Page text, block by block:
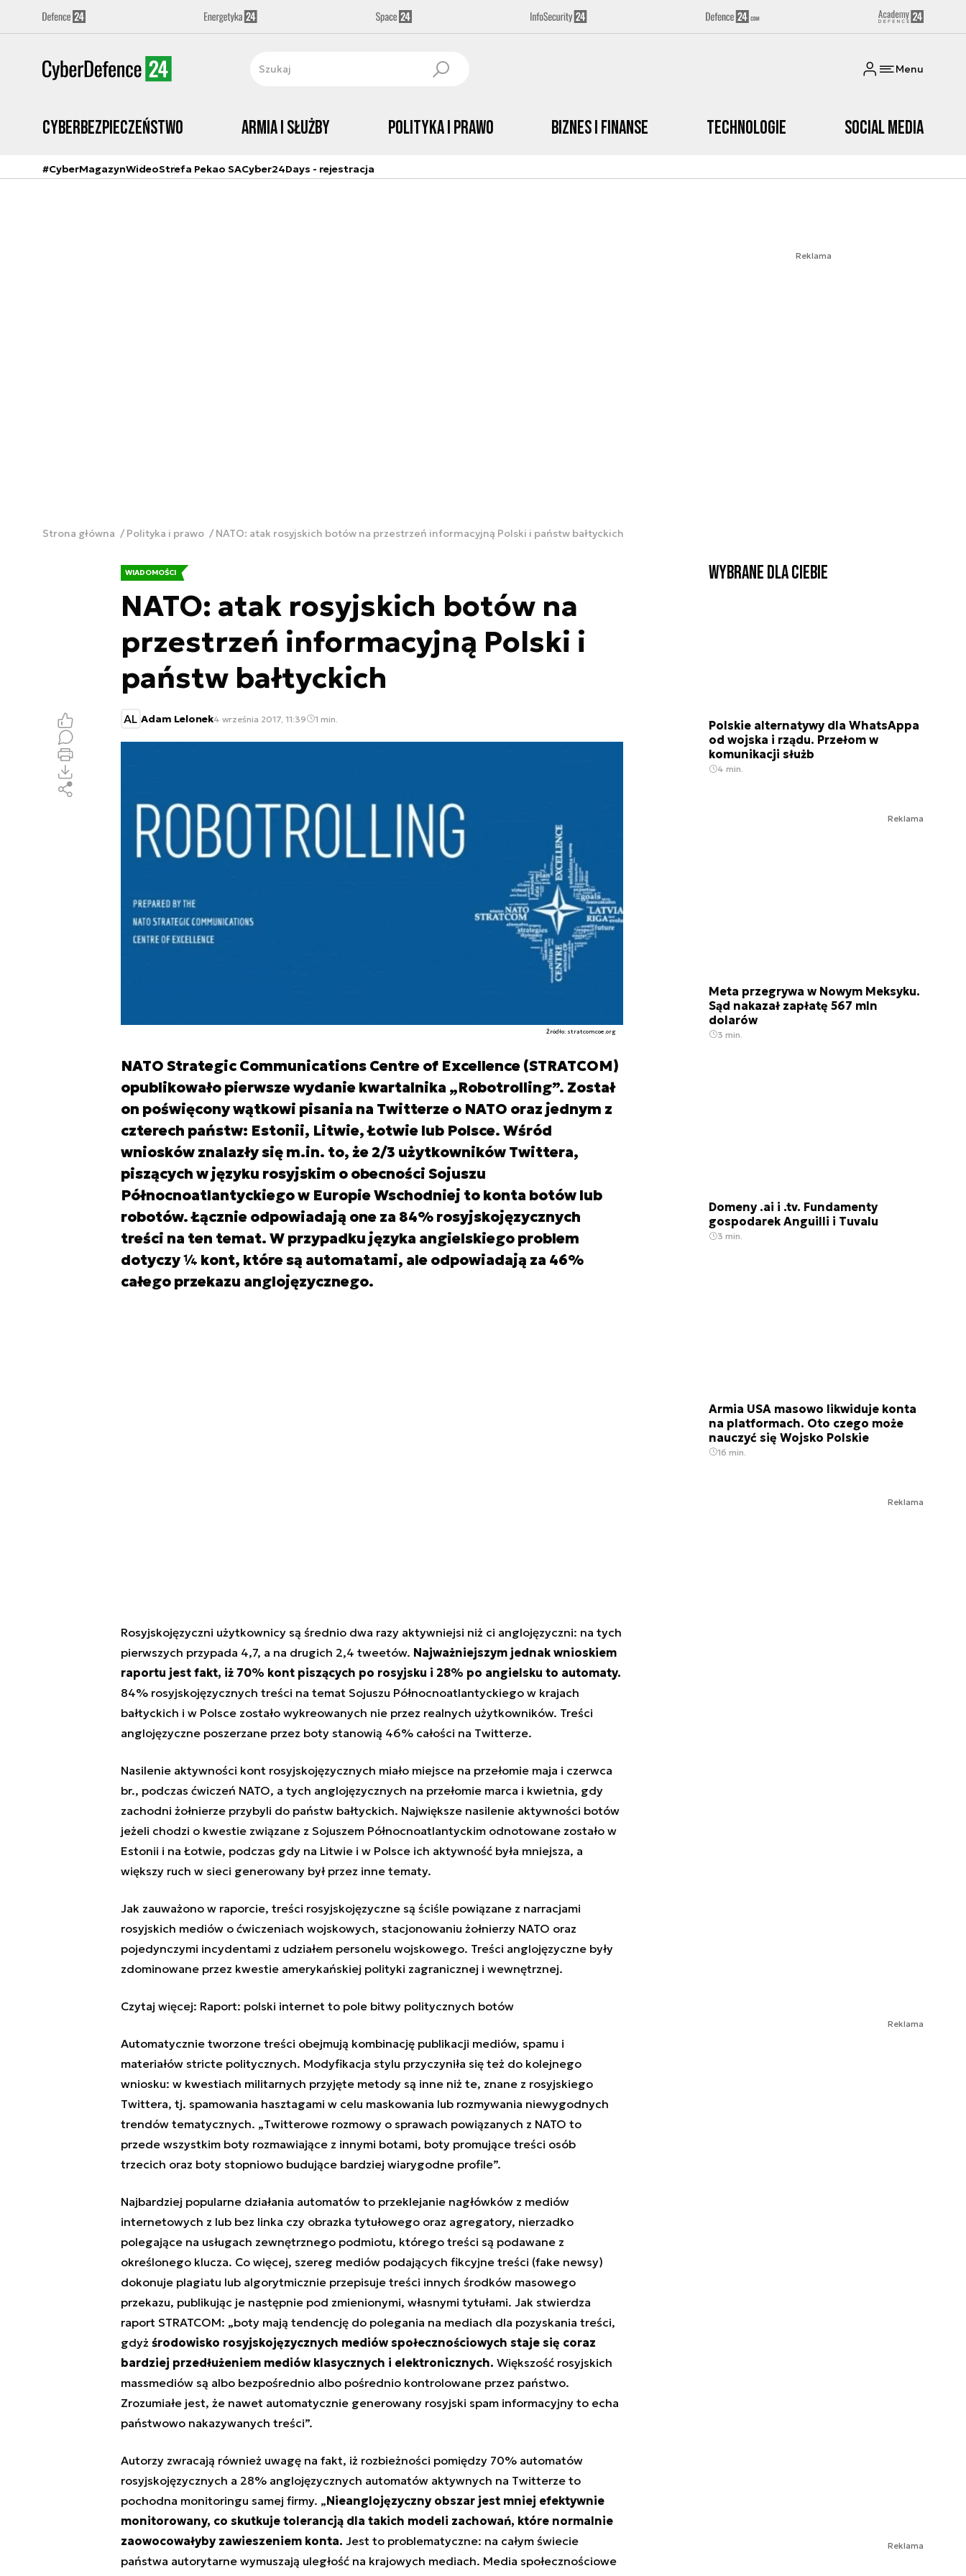
Menu
Cyberbezpieczeństwo Armia i Służby Polityka i prawo Biznes i Finanse Technologie Social media
#CyberMagazynWideoStrefa Pekao SACyber24Days - rejestracja
Reklama
Strona główna Polityka i prawo NATO: atak rosyjskich botów na przestrzeń informacyjną Polski i państw bałtyckich
WIADOMOŚCI
NATO: atak rosyjskich botów na
przestrzeń informacyjną Polski i
państw bałtyckich
AL Adam Lelonek4 września 2017, 11:39 1 min.
Źródło: stratcomcoe.org
NATO Strategic Communications Centre of Excellence (STRATCOM)
opublikowało pierwsze wydanie kwartalnika „Robotrolling”. Został
on poświęcony wątkowi pisania na Twitterze o NATO oraz jednym z
czterech państw: Estonii, Litwie, Łotwie lub Polsce. Wśród
wniosków znalazły się m.in. to, że 2/3 użytkowników Twittera,
piszących w języku rosyjskim o obecności Sojuszu
Północnoatlantyckiego w Europie Wschodniej to konta botów lub
robotów. Łącznie odpowiadają one za 84% rosyjskojęzycznych
treści na ten temat. W przypadku języka angielskiego problem
dotyczy ¼ kont, które są automatami, ale odpowiadają za 46%
całego przekazu anglojęzycznego.
Rosyjskojęzyczni użytkownicy są średnio dwa razy aktywniejsi niż ci anglojęzyczni: na tych
pierwszych przypada 4,7, a na drugich 2,4 tweetów. Najważniejszym jednak wnioskiem
raportu jest fakt, iż 70% kont piszących po rosyjsku i 28% po angielsku to automaty.
84% rosyjskojęzycznych treści na temat Sojuszu Północnoatlantyckiego w krajach
bałtyckich i w Polsce zostało wykreowanych nie przez realnych użytkowników. Treści
anglojęzyczne poszerzane przez boty stanowią 46% całości na Twitterze.
Nasilenie aktywności kont rosyjskojęzycznych miało miejsce na przełomie maja i czerwca
br., podczas ćwiczeń NATO, a tych anglojęzycznych na przełomie marca i kwietnia, gdy
zachodni żołnierze przybyli do państw bałtyckich. Największe nasilenie aktywności botów
jeżeli chodzi o kwestie związane z Sojuszem Północnoatlantyckim odnotowane zostało w
Estonii i na Łotwie, podczas gdy na Litwie i w Polsce ich aktywność była mniejsza, a
większy ruch w sieci generowany był przez inne tematy.
Jak zauważono w raporcie, treści rosyjskojęzyczne są ściśle powiązane z narracjami
rosyjskich mediów o ćwiczeniach wojskowych, stacjonowaniu żołnierzy NATO oraz
pojedynczymi incydentami z udziałem personelu wojskowego. Treści anglojęzyczne były
zdominowane przez kwestie amerykańskiej polityki zagranicznej i wewnętrznej.
Czytaj więcej: Raport: polski internet to pole bitwy politycznych botów
Automatycznie tworzone treści obejmują kombinację publikacji mediów, spamu i
materiałów stricte politycznych. Modyfikacja stylu przyczyniła się też do kolejnego
wniosku: w kwestiach militarnych przyjęte metody są inne niż te, znane z rosyjskiego
Twittera, tj. spamowania hasztagami w celu maskowania lub rozmywania niewygodnych
trendów tematycznych. „Twitterowe rozmowy o sprawach powiązanych z NATO to
przede wszystkim boty rozmawiające z innymi botami, boty promujące treści osób
trzecich oraz boty stopniowo budujące bardziej wiarygodne profile”.
Najbardziej popularne działania automatów to przeklejanie nagłówków z mediów
internetowych z lub bez linka czy obrazka tytułowego oraz agregatory, nierzadko
polegające na usługach zewnętrznego podmiotu, którego treści są podawane z
określonego klucza. Co więcej, szereg mediów podających fikcyjne treści (fake newsy)
dokonuje plagiatu lub algorytmicznie przepisuje treści innych środków masowego
przekazu, publikując je następnie pod zmienionymi, własnymi tytułami. Jak stwierdza
raport STRATCOM: „boty mają tendencję do polegania na mediach dla pozyskania treści,
gdyż środowisko rosyjskojęzycznych mediów społecznościowych staje się coraz
bardziej przedłużeniem mediów klasycznych i elektronicznych. Większość rosyjskich
massmediów są albo bezpośrednio albo pośrednio kontrolowane przez państwo.
Zrozumiałe jest, że nawet automatycznie generowany rosyjski spam informacyjny to echa
państwowo nakazywanych treści”.
Autorzy zwracają również uwagę na fakt, iż rozbieżności pomiędzy 70% automatów
rosyjskojęzycznych a 28% anglojęzycznych automatów aktywnych na Twitterze to
pochodna monitoringu samej firmy. „Nieanglojęzyczny obszar jest mniej efektywnie
monitorowany, co skutkuje tolerancją dla takich modeli zachowań, które normalnie
zaowocowałyby zawieszeniem konta. Jest to problematyczne: na całym świecie
państwa autorytarne wymuszają uległość na krajowych mediach. Media społecznościowe
Wybrane dla Ciebie
Polskie alternatywy dla WhatsAppa
od wojska i rządu. Przełom w
komunikacji służb
4 min.
Reklama
Meta przegrywa w Nowym Meksyku.
Sąd nakazał zapłatę 567 mln
dolarów
3 min.
Domeny .ai i .tv. Fundamenty
gospodarek Anguilli i Tuvalu
3 min.
Armia USA masowo likwiduje konta
na platformach. Oto czego może
nauczyć się Wojsko Polskie
16 min.
Reklama
Reklama
Reklama